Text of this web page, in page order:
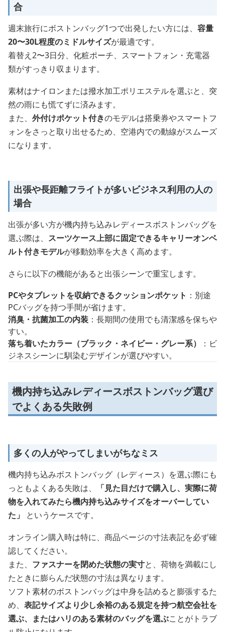
合
週末旅行にボストンバッグ1つで出発したい方には、 容量
20〜30L程度のミドルサイズが最適です。
着替え2〜3日分、化粧ポーチ、スマートフォン・充電器
類がすっきり収まります。
素材はナイロンまたは撥水加工ポリエステルを選ぶと、突
然の雨にも慌てずに済みます。
また、 外付けポケット付きのモデルは搭乗券やスマートフ
ォンをさっと取り出せるため、空港内での動線がスムーズ
になります。
出張や長距離フライトが多いビジネス利用の人の
場合
出張が多い方が機内持ち込みレディースボストンバッグを
選ぶ際は、 スーツケース上部に固定できるキャリーオンベ
ルト付きモデルが移動効率を大きく高めます。
さらに以下の機能があると出張シーンで重宝します。
PCやタブレットを収納できるクッションポケット ：別途
PCバッグを持つ手間が省けます。
消臭・抗菌加工の内装 ：長期間の使用でも清潔感を保ちや
すい。
落ち着いたカラー（ブラック・ネイビー・グレー系）
：ビ
ジネスシーンに馴染むデザインが選びやすい。
機内持ち込みレディースボストンバッグ選び
でよくある失敗例
多くの人がやってしまいがちなミス
機内持ち込みボストンバッグ（レディース）を選ぶ際にも
っともよくある失敗は、
「見た目だけで購入し、実際に荷
物を入れてみたら機内持ち込みサイズをオーバーしてい
た」
というケースです。
オンライン購入時は特に、商品ページの寸法表記を必ず確
認してください。
また、 ファスナーを閉めた状態の実寸と、荷物を満載にし
たときに膨らんだ状態の寸法は異なります。
ソフト素材のボストンバッグは中身を詰めると膨張するた
め、 表記サイズより少し余裕のある規定を持つ航空会社を
選ぶ、またはハリのある素材のバッグを選ぶことがトラブ